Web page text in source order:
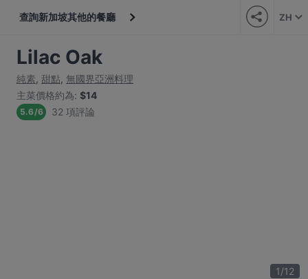
查詢新加坡其他的餐廳 ZH
Lilac Oak
純素, 甜點, 無國界亞洲料理
主菜價格約為: $14
5.6/6 32 項評論
1/12